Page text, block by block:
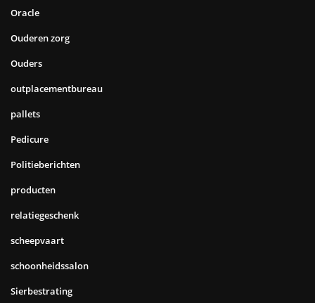
Oracle
Ouderen zorg
Ouders
outplacementbureau
pallets
Pedicure
Politieberichten
producten
relatiegeschenk
scheepvaart
schoonheidssalon
Sierbestrating